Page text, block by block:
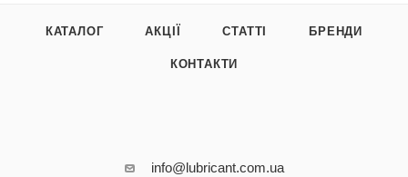
КАТАЛОГ АКЦІЇ СТАТТІ БРЕНДИ
КОНТАКТИ
info@lubricant.com.ua